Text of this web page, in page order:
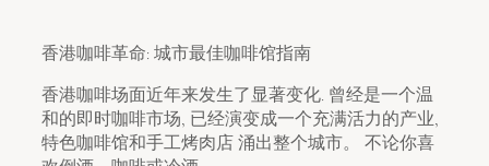
香港咖啡革命: 城市最佳咖啡馆指南
香港咖啡场面近年来发生了显著变化. 曾经是一个温
和的即时咖啡市场, 已经演变成一个充满活力的产业,
特色咖啡馆和手工烤肉店 涌出整个城市。 不论你喜